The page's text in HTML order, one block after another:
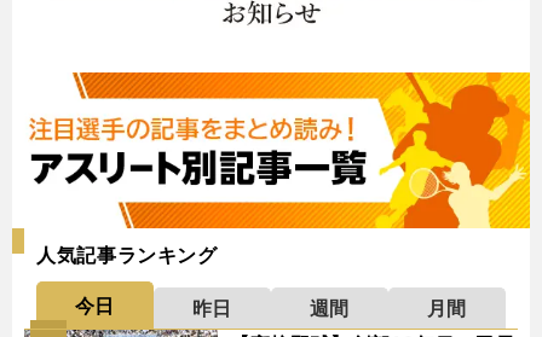
人気記事ランキング
今日 昨日 週間
月間